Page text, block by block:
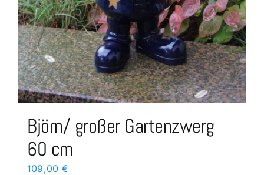
Björn/ großer Gartenzwerg
60 cm
109,00 €